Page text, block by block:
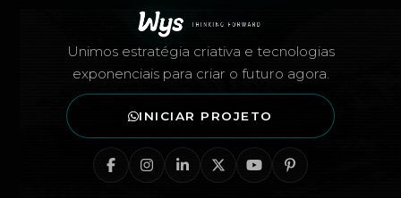
Unimos estratégia criativa e tecnologias
exponenciais para criar o futuro agora.
INICIAR PROJETO